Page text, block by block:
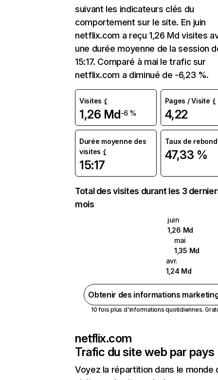
suivant les indicateurs clés du
comportement sur le site. En juin
netflix.com a reçu 1,26 Md visites
une durée moyenne de la session
15:17. Comparé à mai le trafic sur
netflix.com a diminué de -6,23 %.
Visites
1,26 Md-6 %
Pages / Visite
4,22
Durée moyenne des
visites
15:17
Taux de rebond
47,33 %
Total des visites durant les 3
mois
juin
1,26 Md
mai
1,35 Md
avr.
1,24 Md
Obtenir des informations
10 fois plus d'informations quotidiennes.
netflix.com
Trafic du site web par pays
Voyez la répartition dans le monde